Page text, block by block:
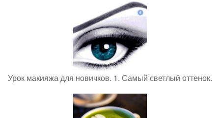
Урок макияжа для новичков. 1. Самый светлый оттенок.